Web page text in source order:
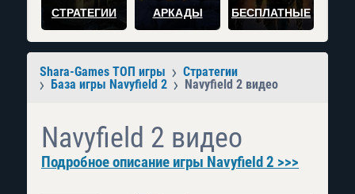
СТРАТЕГИИ АРКАДЫ БЕСПЛАТНЫЕ
Shara-Games ТОП игры
Стратегии
База игры Navyfield 2
Navyfield 2 видео
Navyfield 2 видео
Подробное описание игры Navyfield 2 >>>